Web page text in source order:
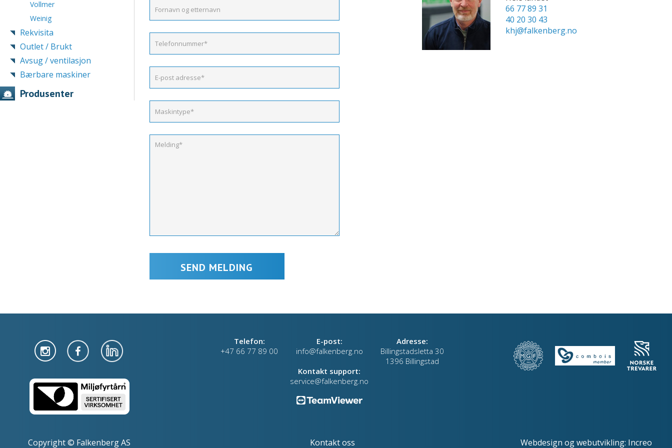
Vollmer
Weinig
Rekvisita
Outlet / Brukt
Avsug / ventilasjon
Bærbare maskiner
Produsenter
66 77 89 31
40 20 30 43
khj@falkenberg.no
Telefon:
+47 66 77 89 00
E-post:
info@falkenberg.no
Kontakt support:
service@falkenberg.no
Adresse:
Billingstadsletta 30
1396 Billingstad
Copyright © Falkenberg AS
Kontakt oss
Webdesign ogwebutvikling: Increo